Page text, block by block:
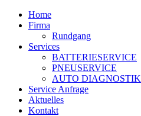
Home
Firma
Rundgang
Services
BATTERIESERVICE
PNEUSERVICE
AUTO DIAGNOSTIK
Service Anfrage
Aktuelles
Kontakt